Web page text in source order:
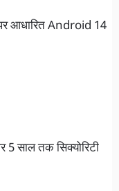
आधारित Android 14
साल तक सिक्योरिटी